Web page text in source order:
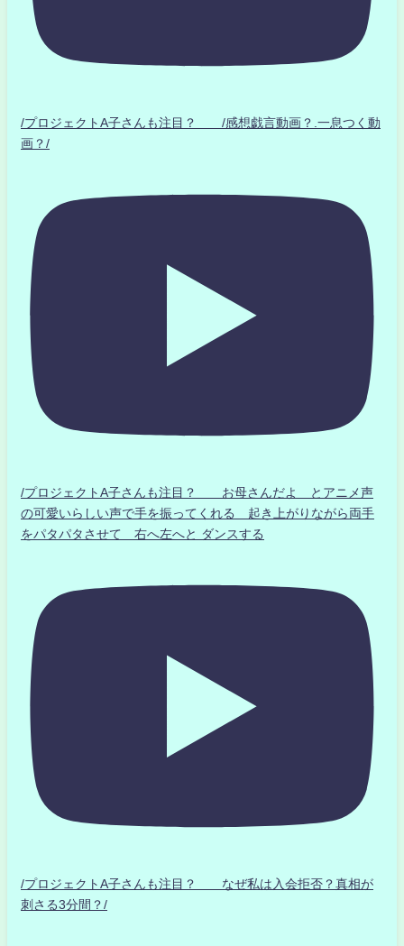
/プロジェクトA子さんも注目？ /感想戯言動画？.一息つく動
画？/
/プロジェクトA子さんも注目？ お母さんだよ とアニメ声
の可愛いらしい声で手を振ってくれる 起き上がりながら両手
をパタパタさせて 右へ左へと ダンスする
/プロジェクトA子さんも注目？ なぜ私は入会拒否？真相が
刺さる3分間？/